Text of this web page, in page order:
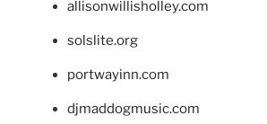
allisonwillisholley.com
solslite.org
portwayinn.com
djmaddogmusic.com